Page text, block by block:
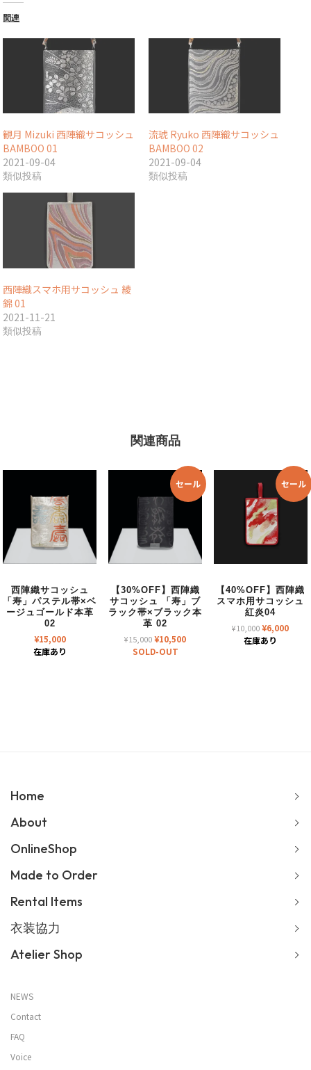
関連
観月 Mizuki 西陣織サコッシュ
BAMBOO 01
2021-09-04
類似投稿
流琥 Ryuko 西陣織サコッシュ
BAMBOO 02
2021-09-04
類似投稿
西陣織スマホ用サコッシュ 綾
錦 01
2021-11-21
類似投稿
関連商品
西陣織サコッシュ
「寿」パステル帯×ベ
ージュゴールド本革
02
¥15,000
在庫あり
セール
【30%OFF】西陣織
サコッシュ 「寿」ブ
ラック帯×ブラック本
革 02
¥15,000元
の
¥10,500現
SOLD-OUT
セール
【40%OFF】西陣織
スマホ用サコッシュ
紅炎04
¥10,000元
の
¥6,000現
在庫あり
Home
About
OnlineShop
Made to Order
Rental Items
衣装協力
Atelier Shop
NEWS
Contact
FAQ
Voice